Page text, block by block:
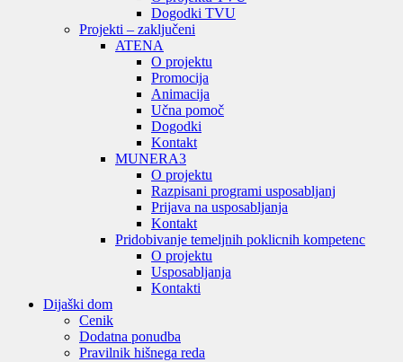
Dogodki TVU
Projekti – zaključeni
ATENA
O projektu
Promocija
Animacija
Učna pomoč
Dogodki
Kontakt
MUNERA3
O projektu
Razpisani programi usposabljanj
Prijava na usposabljanja
Kontakt
Pridobivanje temeljnih poklicnih kompetenc
O projektu
Usposabljanja
Kontakti
Dijaški dom
Cenik
Dodatna ponudba
Pravilnik hišnega reda